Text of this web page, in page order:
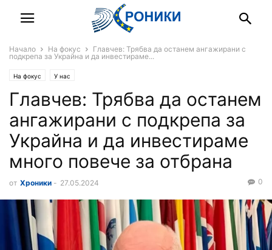
Начало На фокус
Главчев: Трябва да останем ангажирани с
подкрепа за Украйна и да инвестираме...
На фокус У нас
Главчев: Трябва да останем
ангажирани с подкрепа за
Украйна и да инвестираме
много повече за отбрана
от Хроники - 27.05.2024 0